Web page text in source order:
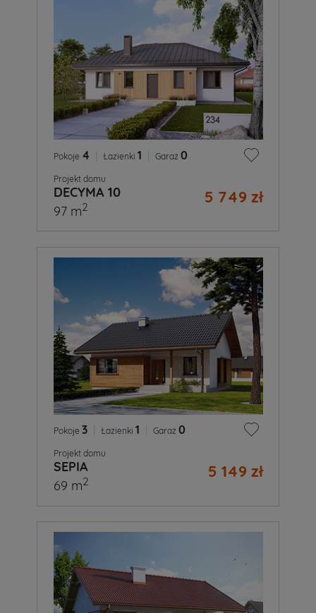
Pokoje 4 Łazienki 1 Garaż 0
Projekt domu
DECYMA 10 5 749 zł
97 m2
Pokoje 3 Łazienki 1 Garaż 0
Projekt domu
SEPIA 5 149 zł
69 m2